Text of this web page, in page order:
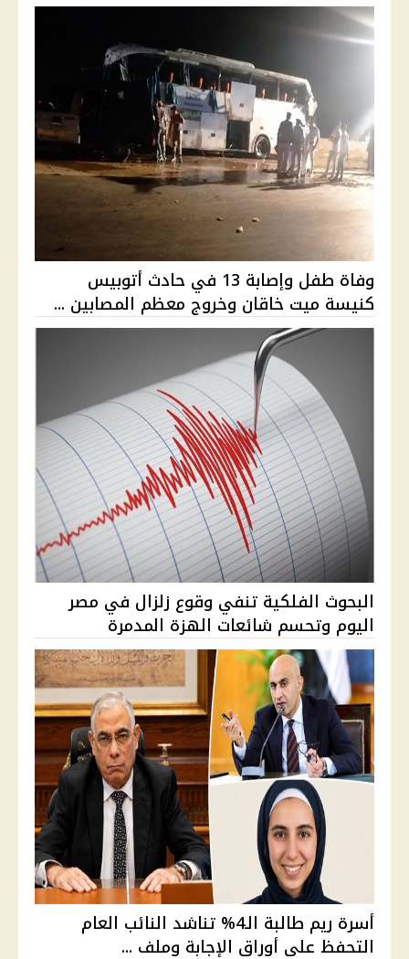
وفاة طفل وإصابة 13 في حادث أتوبيس
كنيسة ميت خاقان وخروج معظم المصابين ...
البحوث الفلكية تنفي وقوع زلزال في مصر
اليوم وتحسم شائعات الهزة المدمرة
أسرة ريم طالبة الـ4% تناشد النائب العام
التحفظ على أوراق الإجابة وملف ...